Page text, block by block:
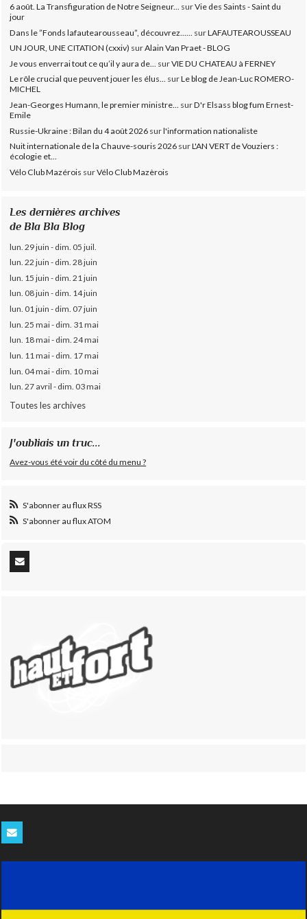
6 août. La Transfiguration de Notre Seigneur...
surVie des Saints - Saint du
jour
Dans le ”Fonds lafautearousseau”, découvrez......
surLAFAUTEAROUSSEAU
UN JOUR, UNE CITATION (cxxiv) surAlain Van Praet - BLOG
Je vous enverrai tout ce qu’il y aura de...
surVIE DU CHATEAU à FERNEY
Le rôle crucial que peuvent jouer les élus... surLe blog de Jean-Luc ROMERO-
MICHEL
Jean-Georges Humann, le premier ministre... surD'r Elsass blog fum Ernest-
Emile
Russie-Ukraine : Bilan du 4 août 2026 surl'information nationaliste
Nuit internationale de la Chauve-souris 2026 surL'AN VERT de Vouziers :
écologie et...
Vélo Club Mazérois surVélo Club Mazèrois
Les dernières archives
de Bla Bla Blog
lun. 29 juin - dim. 05 juil.
lun. 22 juin - dim. 28 juin
lun. 15 juin - dim. 21 juin
lun. 08 juin - dim. 14 juin
lun. 01 juin - dim. 07 juin
lun. 25 mai - dim. 31 mai
lun. 18 mai - dim. 24 mai
lun. 11 mai - dim. 17 mai
lun. 04 mai - dim. 10 mai
lun. 27 avril - dim. 03 mai
Toutes les archives
J'oubliais un truc...
Avez-vous été voir du côté du menu ?
S'abonner au flux RSS
S'abonner au flux ATOM